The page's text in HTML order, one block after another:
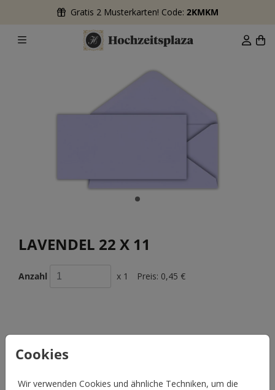
Gratis 2 Musterkarten! Code: 2KMKM
Cookies
Wir verwenden Cookies und ähnliche Techniken, um die
LAVENDEL 22 X 11
Anzahl x 1 Preis: 0,45 €
BESCHREIBUNG
lavendel 22 x 11
Preis:0,45 € für 1